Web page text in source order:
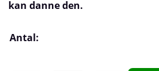
kan danne den.
Antal: